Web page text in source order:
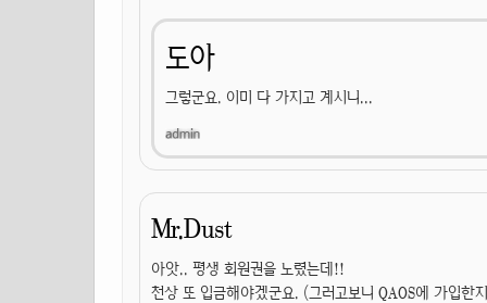
도아
그렇군요. 이미 다 가지고 계시니...
Mr.Dust
아앗.. 평생 회원권을 노렸는데!!
천상 또 입금해야겠군요. (그러고보니 QAOS에 가입한